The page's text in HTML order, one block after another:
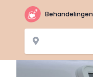
Behandelingen